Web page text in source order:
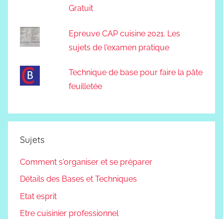
Gratuit
Epreuve CAP cuisine 2021. Les
sujets de l'examen pratique
Technique de base pour faire la pâte
feuilletée
Sujets
Comment s'organiser et se préparer
Détails des Bases et Techniques
Etat esprit
Etre cuisinier professionnel